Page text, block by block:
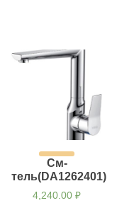
См-
тель(DA1262401)
4,240.00₽